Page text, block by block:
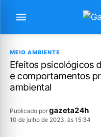
MEIO AMBIENTE
Efeitos psicológicos
e comportamentos
ambiental
Publicado por gazeta24h
10 de julho de 2023, às 15:34